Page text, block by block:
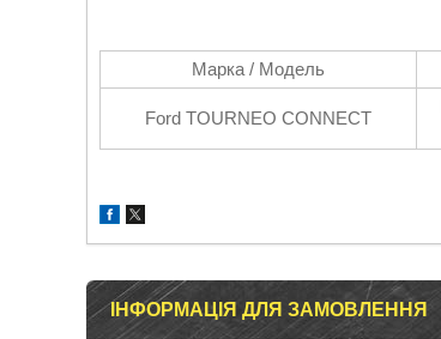
Марка / Модель
Ford TOURNEO CONNECT
ІНФОРМАЦІЯ ДЛЯ ЗАМОВЛЕННЯ